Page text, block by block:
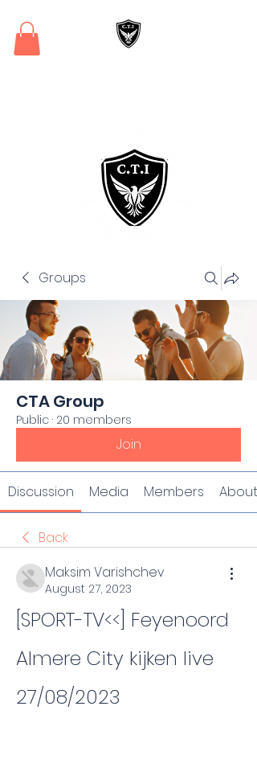
Groups
CTA Group
Public · 20 members
Join
Discussion Media Members About
Back
Maksim Varishchev
August 27, 2023
[SPORT-TV<<] Feyenoord
Almere City kijken live
27/08/2023